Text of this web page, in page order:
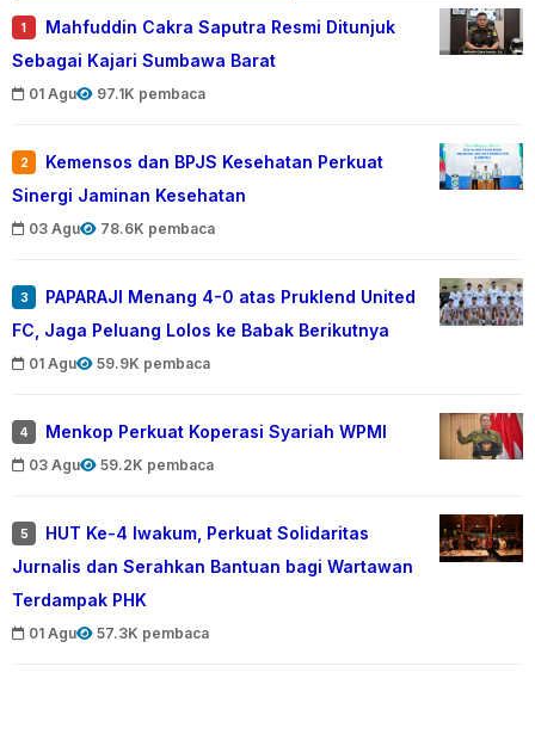
1
Mahfuddin Cakra Saputra Resmi Ditunjuk
Sebagai Kajari Sumbawa Barat
01 Agu 97.1K pembaca
2
Kemensos dan BPJS Kesehatan Perkuat
Sinergi Jaminan Kesehatan
03 Agu 78.6K pembaca
3
PAPARAJI Menang 4-0 atas Pruklend United
FC, Jaga Peluang Lolos ke Babak Berikutnya
01 Agu 59.9K pembaca
4 Menkop Perkuat Koperasi Syariah WPMI
03 Agu 59.2K pembaca
5
HUT Ke-4 Iwakum, Perkuat Solidaritas
Jurnalis dan Serahkan Bantuan bagi Wartawan
Terdampak PHK
01 Agu 57.3K pembaca